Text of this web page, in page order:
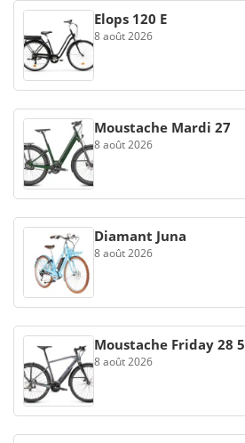
Elops 120 E
8 août 2026
Moustache Mardi 27
8 août 2026
Diamant Juna
8 août 2026
Moustache Friday 28 5
8 août 2026